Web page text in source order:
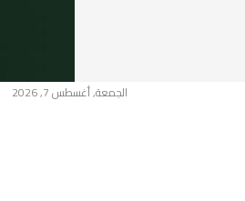
الجمعة, أغسطس 7, 2026